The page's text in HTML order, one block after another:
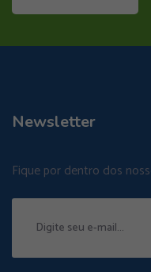
Newsletter
Fique por dentro dos